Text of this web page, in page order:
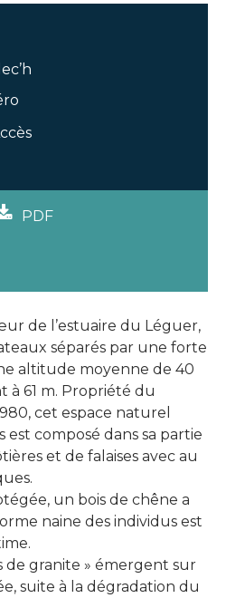
de l’estuaire du Léguer,
séparés par une forte
altitude moyenne de 40
à 61 m. Propriété du
cet espace naturel
est composé dans sa partie
et de falaises avec au
un bois de chêne a
naine des individus est
de granite » émergent sur
suite à la dégradation du
PDF
PDF